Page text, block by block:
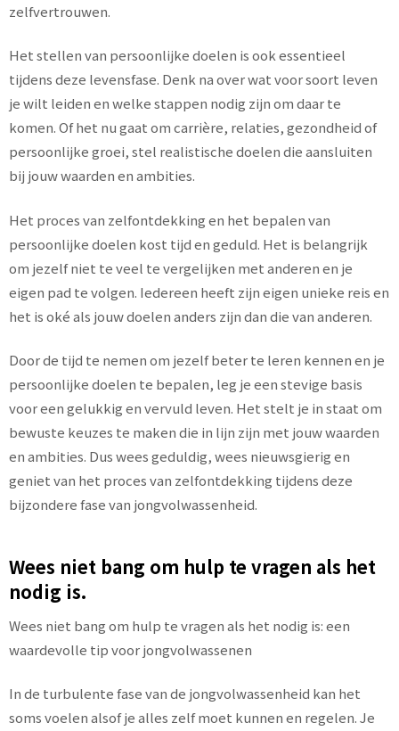
zelfvertrouwen.
Het stellen van persoonlijke doelen is ook essentieel
tijdens deze levensfase. Denk na over wat voor soort leven
je wilt leiden en welke stappen nodig zijn om daar te
komen. Of het nu gaat om carrière, relaties, gezondheid of
persoonlijke groei, stel realistische doelen die aansluiten
bij jouw waarden en ambities.
Het proces van zelfontdekking en het bepalen van
persoonlijke doelen kost tijd en geduld. Het is belangrijk
om jezelf niet te veel te vergelijken met anderen en je
eigen pad te volgen. Iedereen heeft zijn eigen unieke reis en
het is oké als jouw doelen anders zijn dan die van anderen.
Door de tijd te nemen om jezelf beter te leren kennen en je
persoonlijke doelen te bepalen, leg je een stevige basis
voor een gelukkig en vervuld leven. Het stelt je in staat om
bewuste keuzes te maken die in lijn zijn met jouw waarden
en ambities. Dus wees geduldig, wees nieuwsgierig en
geniet van het proces van zelfontdekking tijdens deze
bijzondere fase van jongvolwassenheid.
Wees niet bang om hulp te vragen als het
nodig is.
Wees niet bang om hulp te vragen als het nodig is: een
waardevolle tip voor jongvolwassenen
In de turbulente fase van de jongvolwassenheid kan het
soms voelen alsof je alles zelf moet kunnen en regelen. Je